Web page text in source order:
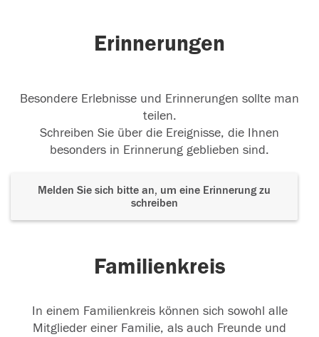
Erinnerungen
Besondere Erlebnisse und Erinnerungen sollte man
teilen.
Schreiben Sie über die Ereignisse, die Ihnen
besonders in Erinnerung geblieben sind.
Melden Sie sich bitte an, um eine Erinnerung zu
schreiben
Familienkreis
In einem Familienkreis können sich sowohl alle
Mitglieder einer Familie, als auch Freunde und